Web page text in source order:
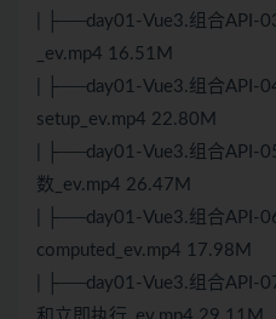
| ├──day01-Vue3.组合API-
_ev.mp4 16.51M
| ├──day01-Vue3.组合API-
setup_ev.mp4 22.80M
| ├──day01-Vue3.组合API-
数_ev.mp4 26.47M
| ├──day01-Vue3.组合API-
computed_ev.mp4 17.98M
| ├──day01-Vue3.组合API-